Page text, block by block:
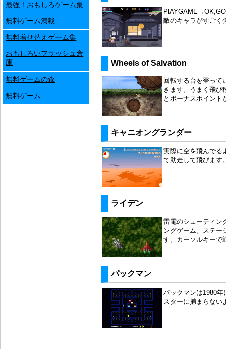
敵のキャラがすごく
Wheels of Salvation
回転する台を登って
きます。うまく飛び
とボーナスポイント
キャニオングランダー
実際に空を飛んでる
て助走して飛びます
ライデン
雷電のシューティン
ングゲーム。ステー
す。カーソルキーで
パックマン
パックマンは1980
スターに捕まらない
最強！おもしろゲーム集
無料ゲーム満載
無料着せ替えゲーム集
おもしろいフラッシュ倉
庫
無料ゲームの森
無料ゲーム